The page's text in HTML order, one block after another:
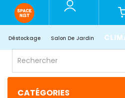
Déstockage Salon De Jardin
CATÉGORIES